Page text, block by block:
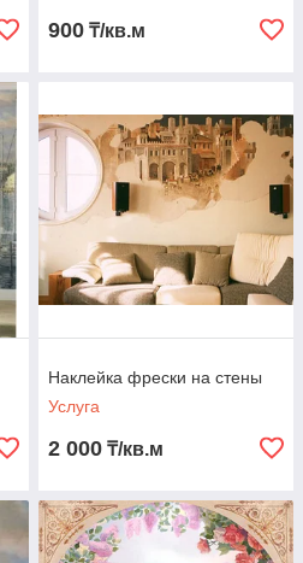
900 ₸/кв.м
Наклейка фрески на стены
Услуга
2 000 ₸/кв.м